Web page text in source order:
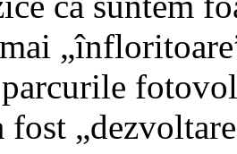
fost